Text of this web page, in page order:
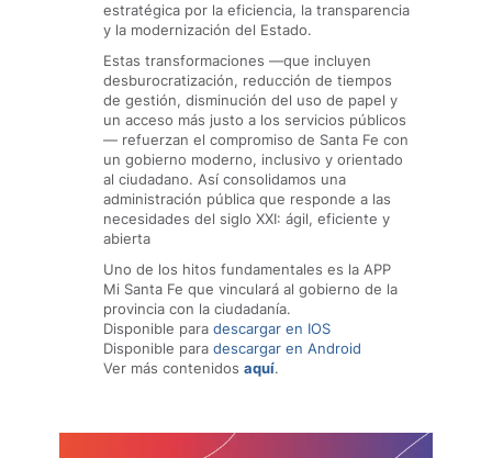
estratégica por la eficiencia, la transparencia
y la modernización del Estado.
Estas transformaciones —que incluyen
desburocratización, reducción de tiempos
de gestión, disminución del uso de papel y
un acceso más justo a los servicios públicos
— refuerzan el compromiso de Santa Fe con
un gobierno moderno, inclusivo y orientado
al ciudadano. Así consolidamos una
administración pública que responde a las
necesidades del siglo XXI: ágil, eficiente y
abierta
Uno de los hitos fundamentales es la APP
Mi Santa Fe que vinculará al gobierno de la
provincia con la ciudadanía.
Disponible para descargar en IOS
Disponible para descargar en Android
Ver más contenidos aquí.